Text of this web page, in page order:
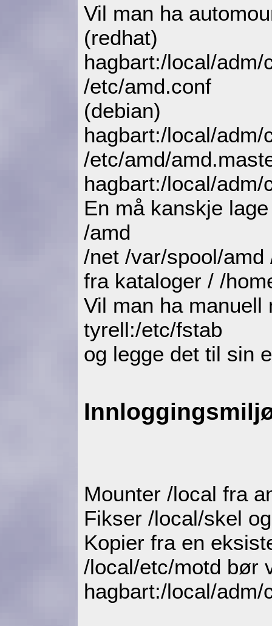
Vil man ha
(redhat)
hagbart:/local/
/etc/amd.conf
(debian)
hagbart:/local/
/etc/amd/
hagbart:/local/
En må kanskje
/amd
/net /var/spool/
fra kataloger / /
Vil man ha manuell
tyrell:/etc/fstab
og legge det til sin
Mounter /local fra
Fikser /local/skel
Kopier fra en
/local/etc/motd bør
hagbart:/local/